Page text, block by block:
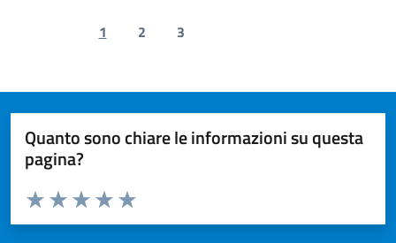
Previous page
1 2 3
Quanto sono chiare le informazioni su questa
pagina?
Valuta da 1 a 5 stelle la pagina
Valuta 5 stelle su 5
Valuta 4 stelle su 5
Valuta 3 stelle su 5
Valuta 2 stelle su 5
Valuta 1 stelle su 5